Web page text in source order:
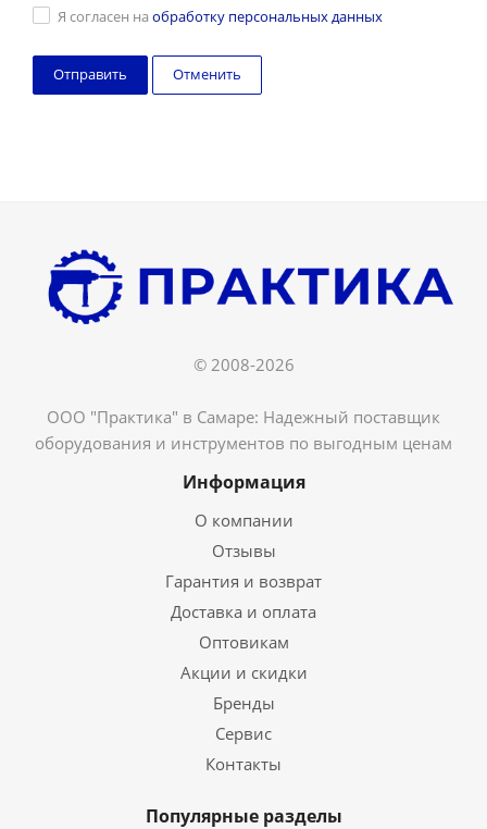
Я согласен на обработку персональных данных
Отменить
© 2008-2026
ООО "Практика" в Самаре: Надежный поставщик
оборудования и инструментов по выгодным ценам
Информация
О компании
Отзывы
Гарантия и возврат
Доставка и оплата
Оптовикам
Акции и скидки
Бренды
Сервис
Контакты
Популярные разделы